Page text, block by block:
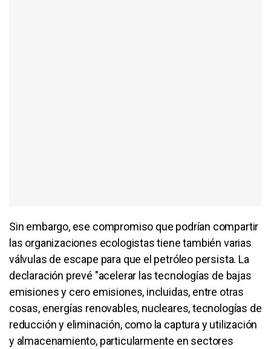
Sin embargo, ese compromiso que podrían compartir
las organizaciones ecologistas tiene también varias
válvulas de escape para que el petróleo persista. La
declaración prevé "acelerar las tecnologías de bajas
emisiones y cero emisiones, incluidas, entre otras
cosas, energías renovables, nucleares, tecnologías de
reducción y eliminación, como la captura y utilización
y almacenamiento, particularmente en sectores